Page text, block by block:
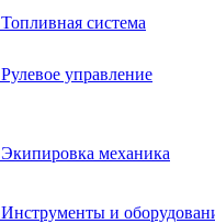
Топливная система
Рулевое управление
Экипировка механика
Инструменты и